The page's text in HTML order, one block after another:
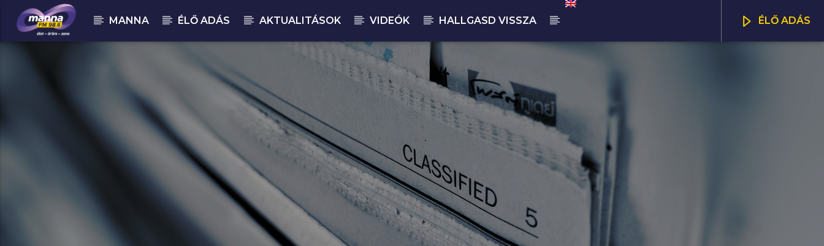
MANNA ÉLŐ ADÁS AKTUALITÁSOK VIDEÓK HALLGASD VISSZA ÉLŐ ADÁS
Martin Garrix : We Are the People (feat. Bono & The Edge) 14:00